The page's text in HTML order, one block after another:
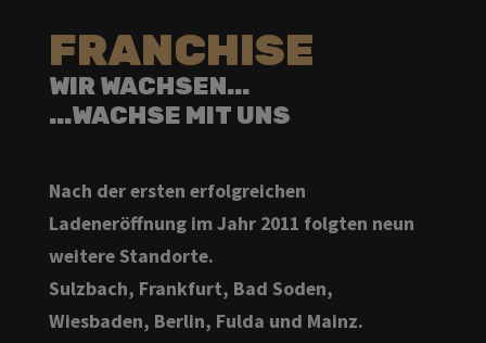
FRANCHISE
WIR WACHSEN...
...WACHSE MIT UNS
Nach der ersten erfolgreichen
Ladeneröffnung im Jahr 2011 folgten neun
weitere Standorte.
Sulzbach, Frankfurt, Bad Soden,
Wiesbaden, Berlin, Fulda und Mainz.